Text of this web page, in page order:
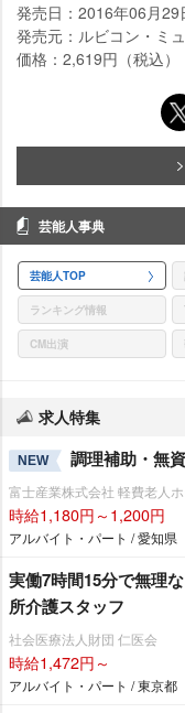
発売日：2016年06月29
発売元：ルビコン・ミ
価格：2,619円（税込）
芸能人事典
芸能人TOP
ランキング情報
CM出演
求人特集
NEW 調理補助・無
富士産業株式会社 軽費老人
時給1,180円～1,200円
アルバイト・パート / 愛知県
実働7時間15分で無理
所介護スタッフ
社会医療法人財団 仁医会
時給1,472円～
アルバイト・パート / 東京都